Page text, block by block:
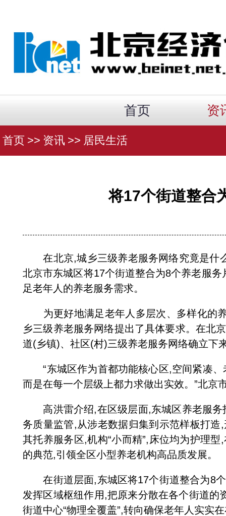
首页 资
首页 >> 资讯 >> 居民生活
将17个街道整合
在北京,城乡三级养老服务网络究竟是什
北京市东城区将17个街道整合为8个养老服务
足老年人的养老服务需求。
为更好地满足老年人多层次、多样化的养
乡三级养老服务网络提出了具体要求。在北
道(乡镇)、社区(村)三级养老服务网络确立下
“东城区作为首都功能核心区,空间紧凑、
而是在每一个层级上都力求做出实效。”北京
高洪雷介绍,在区级层面,东城区养老服务
务质量监管,从涉老数据归集到示范样板打
其托养服务区,机构“小而精”,床位均为护理型
的典范,引领全区小型养老机构高品质发展。
在街道层面,东城区将17个街道整合为8
发挥区域枢纽作用,把原来分散在各个街道
街道中心“物理全覆盖”,转向确保老年人实实